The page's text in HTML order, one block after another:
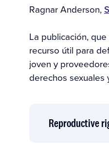
Author(s)
Ragnar Anderson,
La publicación,
recurso útil para
joven y
derechos
Reproductive